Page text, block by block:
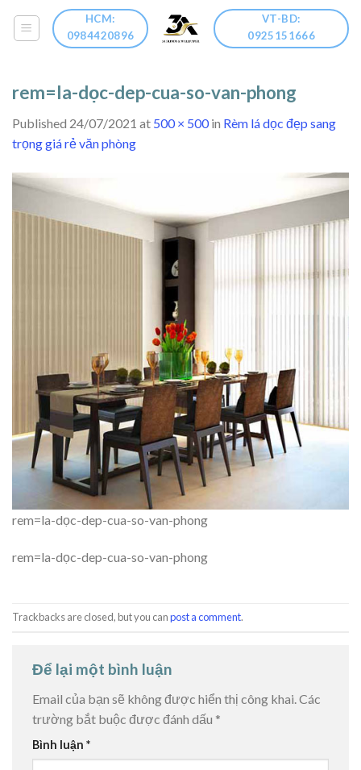
HCM:
0984420896
VT-BD:
0925151666
rem=la-dọc-dep-cua-so-van-phong
Published 24/07/2021 at 500 × 500in Rèm lá dọc đẹp sang
trọng giá rẻ văn phòng
rem=la-dọc-dep-cua-so-van-phong
rem=la-dọc-dep-cua-so-van-phong
Trackbacks are closed, but you canpost a comment.
Để lại một bình luận
Email của bạn sẽ không được hiển thị công khai.Các
trường bắt buộc được đánh dấu *
Bình luận *